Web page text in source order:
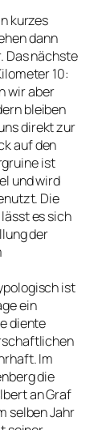
kurzes
dann
Das nächste
10:
wir aber
bleiben
direkt zur
auf den
ist
und wird
Die
es sich
der
ist
ein
diente
Im
die
an Graf
selben Jahr